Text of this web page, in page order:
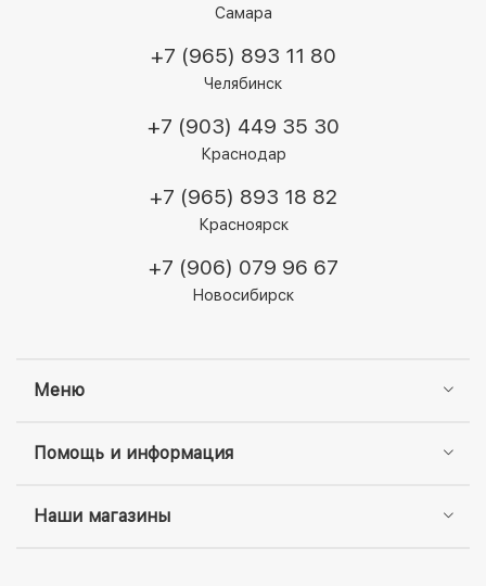
Меню
Помощь и информация
Наши магазины
Самара
+7 (965) 893 11 80
Челябинск
+7 (903) 449 35 30
Краснодар
+7 (965) 893 18 82
Красноярск
+7 (906) 079 96 67
Новосибирск